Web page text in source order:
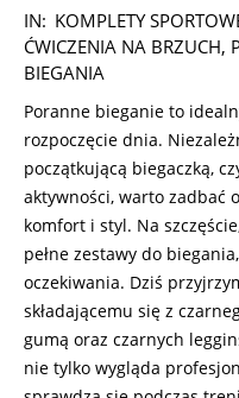
2024-
10-
28
IN: KOMPLETY
ĆWICZENIA NA BRZUCH,
BIEGANIA
Poranne bieganie to
rozpoczęcie dnia.
początkującą biegaczką,
aktywności, warto zadbać
komfort i styl. Na
pełne zestawy do
oczekiwania. Dziś
składającemu się z
gumą oraz czarnych
nie tylko wygląda